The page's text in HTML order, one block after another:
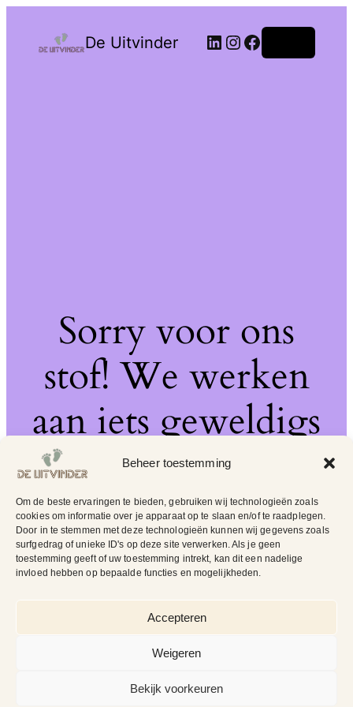
Beheer toestemming
Om de beste ervaringen te bieden, gebruiken wij technologieën zoals
cookies om informatie over je apparaat op te slaan en/of te raadplegen.
Door in te stemmen met deze technologieën kunnen wij gegevens zoals
surfgedrag of unieke ID's op deze site verwerken. Als je geen
toestemming geeft of uw toestemming intrekt, kan dit een nadelige
invloed hebben op bepaalde functies en mogelijkheden.
Accepteren
Weigeren
Bekijk voorkeuren
De Uitvinder
Sorry voor ons
stof! We werken
aan iets geweldigs
– kom snel terug!